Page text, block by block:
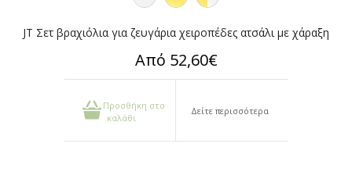
JT Σετ βραχιόλια για ζευγάρια χειροπέδες ατσάλι με χάραξη
Από 52,60€
Προσθήκη στο
καλάθι
Δείτε περισσότερα